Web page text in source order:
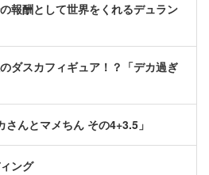
報酬として世界をくれるデュラン
ダスカフィギュア！？「デカ過ぎ
さんとマメちん その4+3.5」
ング